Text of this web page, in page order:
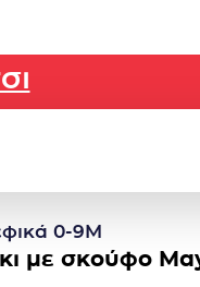
0-9Μ
με σκούφο